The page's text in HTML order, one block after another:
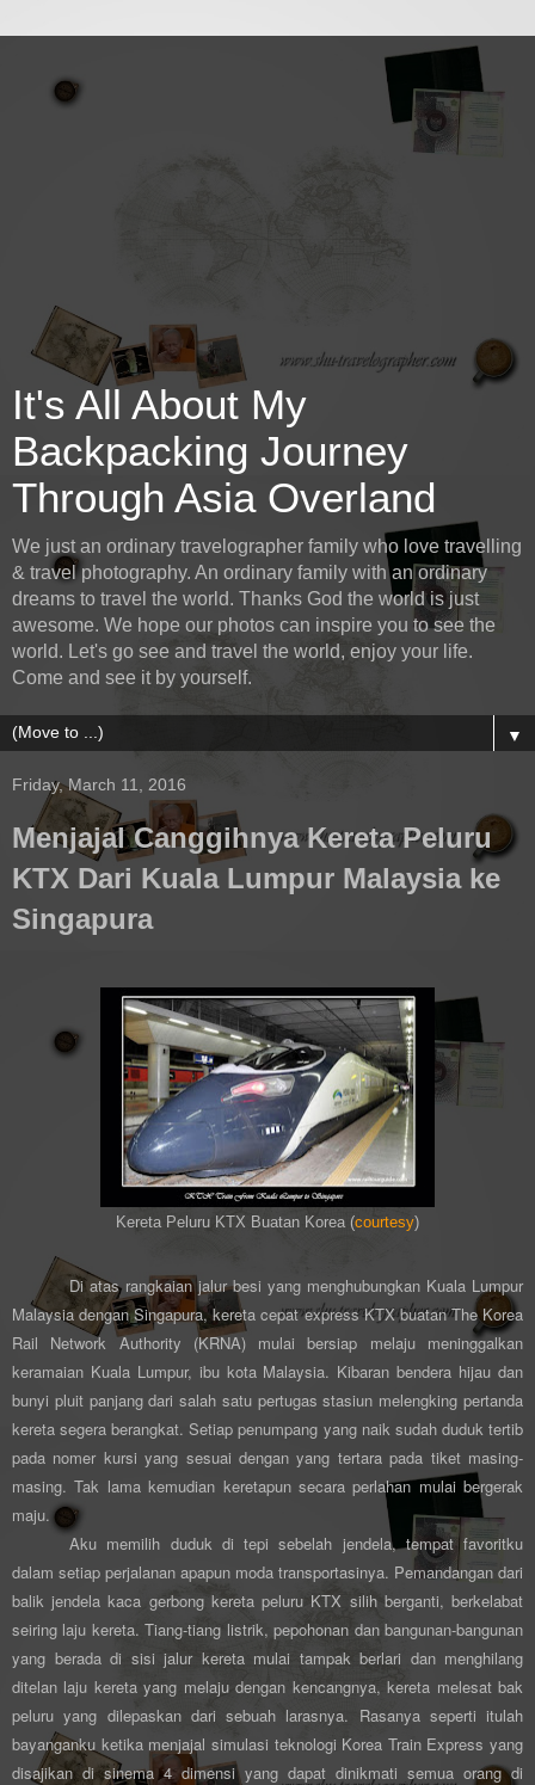
It's All About My
Backpacking Journey
Through Asia Overland
We just an ordinary travelographer family who love travelling
& travel photography. An ordinary family with an ordinary
dreams to travel the world. Thanks God the world is just
awesome. We hope our photos can inspire you to see the
world. Let's go see and travel the world, enjoy your life.
Come and see it by yourself.
▼
Friday, March 11, 2016
Menjajal Canggihnya Kereta Peluru
KTX Dari Kuala Lumpur Malaysia ke
Singapura
Kereta Peluru KTX Buatan Korea (courtesy)
Di atas rangkaian jalur besi yang menghubungkan Kuala Lumpur
Malaysia dengan Singapura, kereta cepat express KTX buatan The Korea
Rail Network Authority (KRNA) mulai bersiap melaju meninggalkan
keramaian Kuala Lumpur, ibu kota Malaysia. Kibaran bendera hijau dan
bunyi pluit panjang dari salah satu pertugas stasiun melengking pertanda
kereta segera berangkat. Setiap penumpang yang naik sudah duduk tertib
pada nomer kursi yang sesuai dengan yang tertara pada tiket masing-
masing. Tak lama kemudian keretapun secara perlahan mulai bergerak
maju.
Aku memilih duduk di tepi sebelah jendela, tempat favoritku
dalam setiap perjalanan apapun moda transportasinya. Pemandangan dari
balik jendela kaca gerbong kereta peluru KTX silih berganti, berkelabat
seiring laju kereta. Tiang-tiang listrik, pepohonan dan bangunan-bangunan
yang berada di sisi jalur kereta mulai tampak berlari dan menghilang
ditelan laju kereta yang melaju dengan kencangnya, kereta melesat bak
peluru yang dilepaskan dari sebuah larasnya. Rasanya seperti itulah
bayanganku ketika menjajal simulasi teknologi Korea Train Express yang
disajikan di sinema 4 dimensi yang dapat dinikmati semua orang di